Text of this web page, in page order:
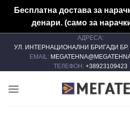
Бесплатна достава за
денари. (само за
АДРЕСА:
УЛ. ИНТЕРНАЦИОНАЛНИ БРИГАДИ БР.
EMAIL:
ТЕЛЕФОН: +38923109423